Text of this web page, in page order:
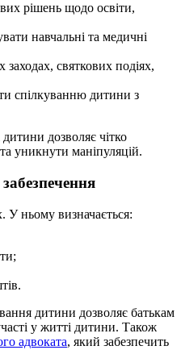
рішень щодо освіти,
навчальні та медичні
заходах, святкових подіях,
спілкуванню дитини з
дозволяє чітко
уникнути маніпуляцій.
У ньому визначається:
дитини дозволяє батькам
у житті дитини. Також
адвоката, який забезпечить